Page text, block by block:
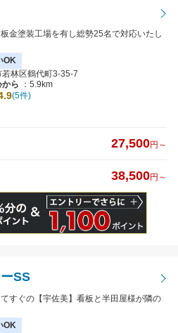
金塗装工場を有し総勢25名で対応いたし
OK
若林区鶴代町3-35-7
ら
：5.9km
(5件)
27,500円～
38,500円～
SS
すぐの【宇佐美】看板と半田屋様が隣の
OK